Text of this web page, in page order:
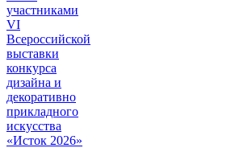
участниками
VI
Всероссийской
выставки
конкурса
дизайна и
декоративно
прикладного
искусства
«Исток 2026»